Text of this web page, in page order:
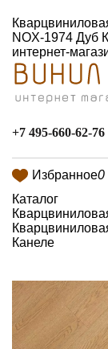
NOX-1974 Дуб
интернет-
+7 495-660-62-76
Избранное0
Каталог
Канеле